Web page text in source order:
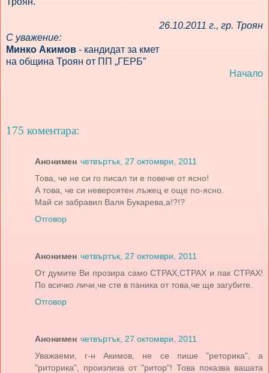
26.10.2011 г., гр. Троян
С уважение:
Минко Акимов - кандидат за кмет
на община Троян от ПП „ГЕРБ”
Начало
175 коментара:
Анонимен четвъртък, 27 октомври, 2011
Това, че не си го писал ти е повече от ясно!
А това, че си невероятен лъжец е още по-ясно.
Май си забравил Валя Букарева,а!?!?
Отговор
Анонимен четвъртък, 27 октомври, 2011
От думите Ви прозира само СТРАХ,СТРАХ и пак СТРАХ!
По всичко личи,че сте в паника от това,че ще загубите.
Отговор
Анонимен четвъртък, 27 октомври, 2011
Уважаеми, г-н Акимов, не се пише "реторика", а
"риторика", произлиза от "ритор"! Това показва вашата